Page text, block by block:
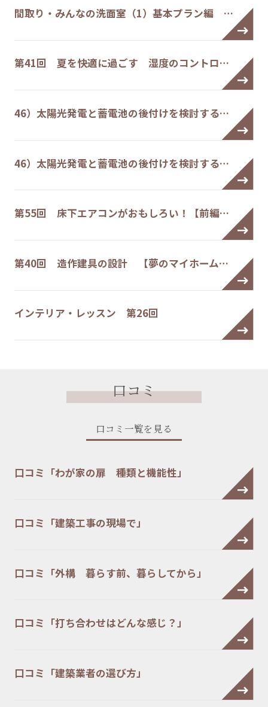
間取り・みんなの洗面室（1）基本プラン編 …
第41回 夏を快適に過ごす 湿度のコントロ…
46）太陽光発電と蓄電池の後付けを検討する…
46）太陽光発電と蓄電池の後付けを検討する…
第55回 床下エアコンがおもしろい！【前編…
第40回 造作建具の設計 【夢のマイホーム…
インテリア・レッスン 第26回
口コミ
口コミ一覧を見る
口コミ「わが家の扉 種類と機能性」
口コミ「建築工事の現場で」
口コミ「外構 暮らす前、暮らしてから」
口コミ「打ち合わせはどんな感じ？」
口コミ「建築業者の選び方」